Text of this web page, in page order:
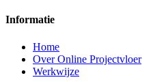
Informatie
Home
Over Online Projectvloer
Werkwijze